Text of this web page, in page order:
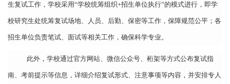
生复试工作，学校采用“学校统筹组织+招生单位执行”的模式进行，即学
校研究生处统筹复试场地、人员、后勤、保密等工作，保障规范公平；各
招生单位负责笔试、面试等相关工作，确保科学专业。
此外，学校通过官方网站、微信公众号、桁架等方式公布复试指
南、考前提示等信息，详细介绍复试形式、注意事项等内容，并安排专人